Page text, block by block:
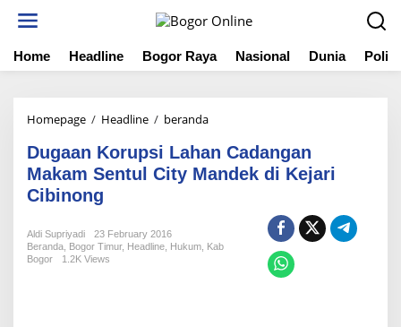
t
Home Headline Bogor Raya Nasional Dunia
Homepage / Headline / beranda
g
a
r
Dugaan Korupsi Lahan Cadangan
Makam Sentul City Mandek di Kejari
Cibinong
Aldi Supriyadi
23 February 2016
Beranda Bogor Timur, Headline Hukum Kab
Bogor
1.2K Views